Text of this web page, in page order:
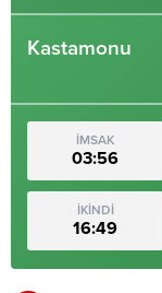
Kastamonu
İMSAK
03:56
İKİNDİ
16:49